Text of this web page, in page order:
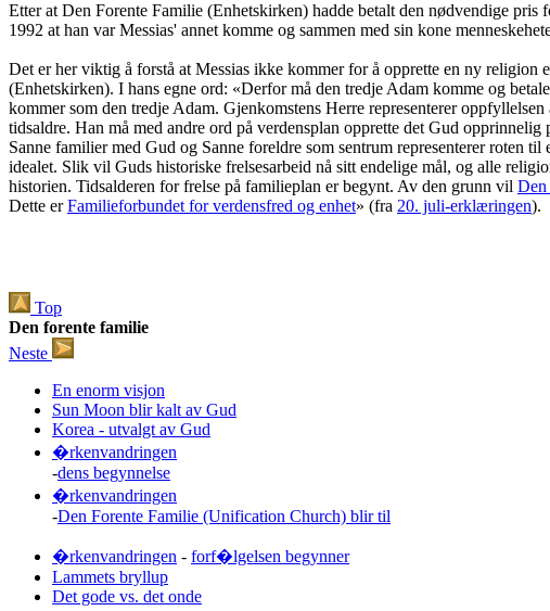
Etter at Den Forente Familie (Enhetskirken) hadde betalt den nødvendige
1992 at han var Messias' annet komme og sammen med sin kone
Det er her viktig å forstå at Messias ikke kommer for å opprette en ny religion
(Enhetskirken). I hans egne ord: «Derfor må den tredje Adam komme og
kommer som den tredje Adam. Gjenkomstens Herre representerer
tidsaldre. Han må med andre ord på verdensplan opprette det Gud
Sanne familier med Gud og Sanne foreldre som sentrum representerer roten
idealet. Slik vil Guds historiske frelsesarbeid nå sitt endelige mål, og alle
historien. Tidsalderen for frelse på familieplan er begynt. Av den grunn vil Den
Dette erFamilieforbundet for verdensfred og enhet» (fra 20. juli-erklæringen).
Top
Den forente familie
Neste
En enorm visjon
Sun Moon blir kalt av Gud
Korea - utvalgt av Gud
�rkenvandringen
-dens begynnelse
�rkenvandringen
-Den Forente Familie (Unification Church) blir til
�rkenvandringen - forf�lgelsen begynner
Lammets bryllup
Det gode vs. det onde